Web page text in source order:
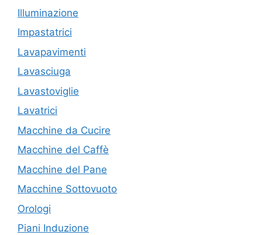
Illuminazione
Impastatrici
Lavapavimenti
Lavasciuga
Lavastoviglie
Lavatrici
Macchine da Cucire
Macchine del Caffè
Macchine del Pane
Macchine Sottovuoto
Orologi
Piani Induzione